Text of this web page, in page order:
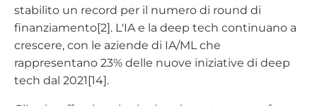
stabilito un record per il numero di round di
finanziamento[2]. L'IA e la deep tech continuano a
crescere, con le aziende di IA/ML che
rappresentano 23% delle nuove iniziative di deep
tech dal 2021[14].